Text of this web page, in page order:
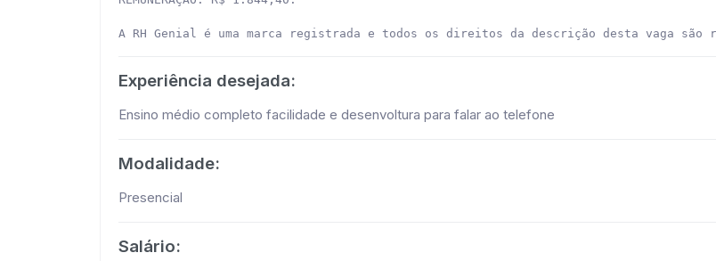
A RH Genial é uma marca registrada e todos os direitos da descrição desta vaga
Experiência desejada:
Ensino médio completo facilidade e desenvoltura para falar ao telefone
Modalidade:
Presencial
Salário: